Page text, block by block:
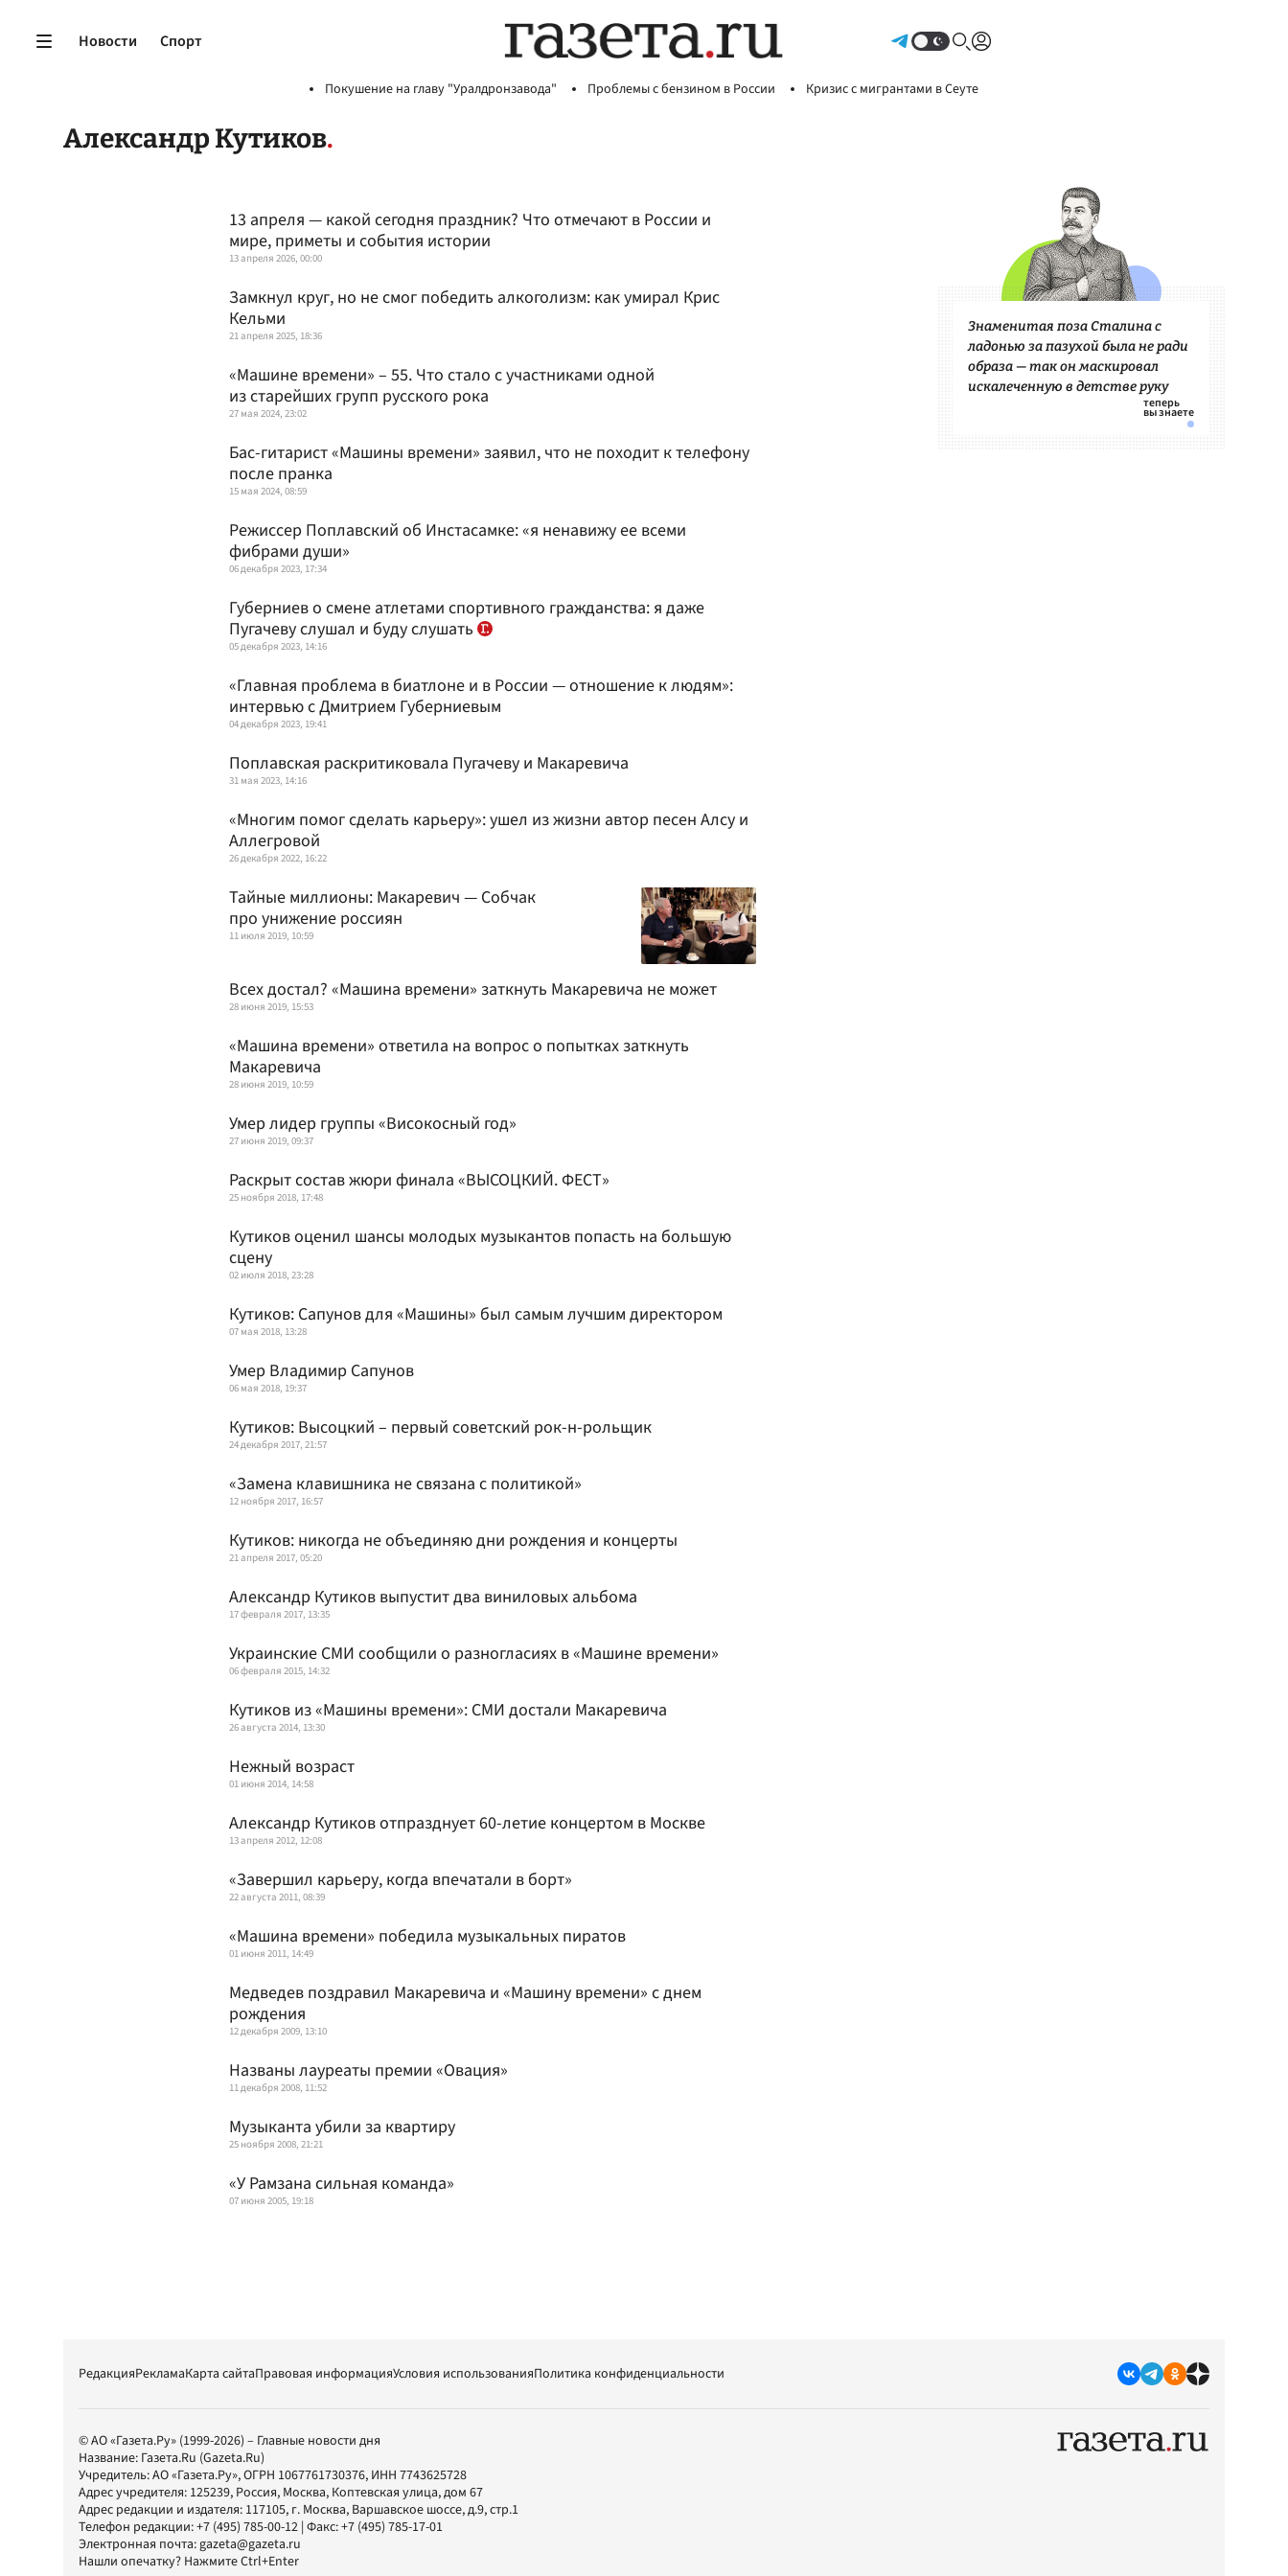
Новости Спорт
Покушение на главу "Уралдронзавода" Проблемы с бензином в России Кризис с мигрантами в Сеуте
Александр Кутиков
13 апреля — какой сегодня праздник? Что отмечают в России и
мире, приметы и события истории
13 апреля 2026, 00:00
Замкнул круг, но не смог победить алкоголизм: как умирал Крис
Кельми
21 апреля 2025, 18:36
«Машине времени» – 55. Что стало с участниками одной
из старейших групп русского рока
27 мая 2024, 23:02
Бас-гитарист «Машины времени» заявил, что не походит к телефону
после пранка
15 мая 2024, 08:59
Режиссер Поплавский об Инстасамке: «я ненавижу ее всеми
фибрами души»
06 декабря 2023, 17:34
Губерниев о смене атлетами спортивного гражданства: я даже
Пугачеву слушал и буду слушать
05 декабря 2023, 14:16
«Главная проблема в биатлоне и в России — отношение к людям»:
интервью с Дмитрием Губерниевым
04 декабря 2023, 19:41
Поплавская раскритиковала Пугачеву и Макаревича
31 мая 2023, 14:16
«Многим помог сделать карьеру»: ушел из жизни автор песен Алсу и
Аллегровой
26 декабря 2022, 16:22
Тайные миллионы: Макаревич — Собчак
про унижение россиян
11 июля 2019, 10:59
Всех достал? «Машина времени» заткнуть Макаревича не может
28 июня 2019, 15:53
«Машина времени» ответила на вопрос о попытках заткнуть
Макаревича
28 июня 2019, 10:59
Умер лидер группы «Високосный год»
27 июня 2019, 09:37
Раскрыт состав жюри финала «ВЫСОЦКИЙ. ФЕСТ»
25 ноября 2018, 17:48
Кутиков оценил шансы молодых музыкантов попасть на большую
сцену
02 июля 2018, 23:28
Кутиков: Сапунов для «Машины» был самым лучшим директором
07 мая 2018, 13:28
Умер Владимир Сапунов
06 мая 2018, 19:37
Кутиков: Высоцкий – первый советский рок-н-рольщик
24 декабря 2017, 21:57
«Замена клавишника не связана с политикой»
12 ноября 2017, 16:57
Кутиков: никогда не объединяю дни рождения и концерты
21 апреля 2017, 05:20
Александр Кутиков выпустит два виниловых альбома
17 февраля 2017, 13:35
Украинские СМИ сообщили о разногласиях в «Машине времени»
06 февраля 2015, 14:32
Кутиков из «Машины времени»: СМИ достали Макаревича
26 августа 2014, 13:30
Нежный возраст
01 июня 2014, 14:58
Александр Кутиков отпразднует 60-летие концертом в Москве
13 апреля 2012, 12:08
«Завершил карьеру, когда впечатали в борт»
22 августа 2011, 08:39
«Машина времени» победила музыкальных пиратов
01 июня 2011, 14:49
Медведев поздравил Макаревича и «Машину времени» с днем
рождения
12 декабря 2009, 13:10
Названы лауреаты премии «Овация»
11 декабря 2008, 11:52
Музыканта убили за квартиру
25 ноября 2008, 21:21
«У Рамзана сильная команда»
07 июня 2005, 19:18
Знаменитая поза Сталина с
ладонью за пазухой была не ради
образа — так он маскировал
искалеченную в детстве руку
РедакцияРекламаКарта сайтаПравовая информацияУсловия использованияПолитика конфиденциальности
© АО «Газета.Ру» (1999-2026) – Главные новости дня
Название: Газета.Ru (Gazeta.Ru)
Учредитель:АО «Газета.Ру», ОГРН 1067761730376, ИНН 7743625728
Адрес учредителя: 125239, Россия, Москва, Коптевская улица, дом 67
Адрес редакции и издателя: 117105, г. Москва, Варшавское шоссе, д.9, стр.1
Телефон редакции:+7 (495) 785-00-12 | Факс:+7 (495) 785-17-01
Электронная почта:gazeta@gazeta.ru
Нашли опечатку? Нажмите Ctrl+Enter